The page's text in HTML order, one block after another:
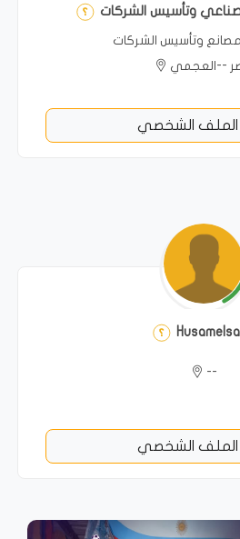
وتأسيس الشركات
مصانع وتأسيس الشركات
--العجمي
الشخصي
--
الشخصي